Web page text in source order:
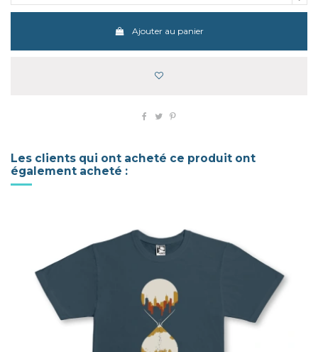
Ajouter au panier
Les clients qui ont acheté ce produit ont
également acheté :